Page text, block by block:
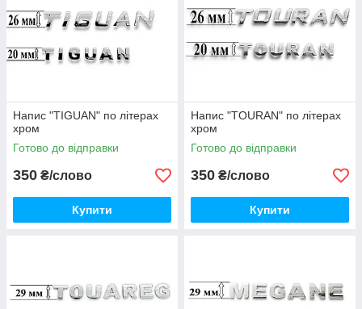
Напис "TIGUAN" по літерах
хром
Готово до відправки
350 ₴/слово
Купити
Напис "TOURAN" по літерах
хром
Готово до відправки
350 ₴/слово
Купити